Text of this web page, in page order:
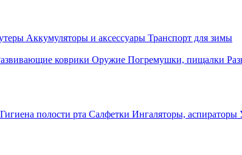
Аккумуляторы и аксессуары Транспорт для зимы
коврики Оружие Погремушки, пищалки
Гигиена полости рта Салфетки Ингаляторы, аспираторы